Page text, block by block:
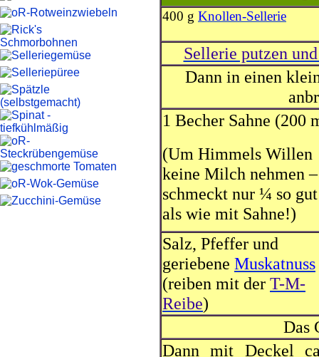
400 g Knollen-Sellerie
Sellerie putzen
Dann in einen
1 Becher Sahne (200
(Um Himmels Willen
keine Milch nehmen –
schmeckt nur ¼ so gut
als wie mit Sahne!)
Salz, Pfeffer und
geriebene Muskatnuss
(reiben mit der T-M-
Reibe)
Das
Dann mit Deckel